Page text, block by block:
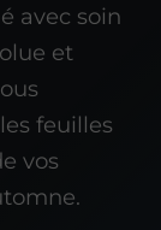
avec soin
et
feuilles
vos